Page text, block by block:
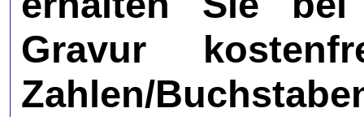
Gravur
Zahlen/